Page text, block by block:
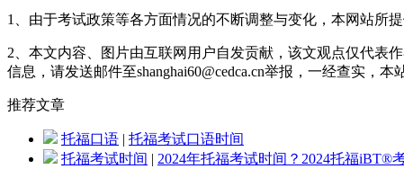
1、由于考试政策等各方面情况的不断调整与变化，本网站所
2、本文内容、图片由互联网用户自发贡献，该文观点仅代表
信息，请发送邮件至shanghai60@cedca.cn举报，一经查实，本
推荐文章
托福口语 | 托福考试口语时间
托福考试时间 | 2024年托福考试时间？2024托福iBT®